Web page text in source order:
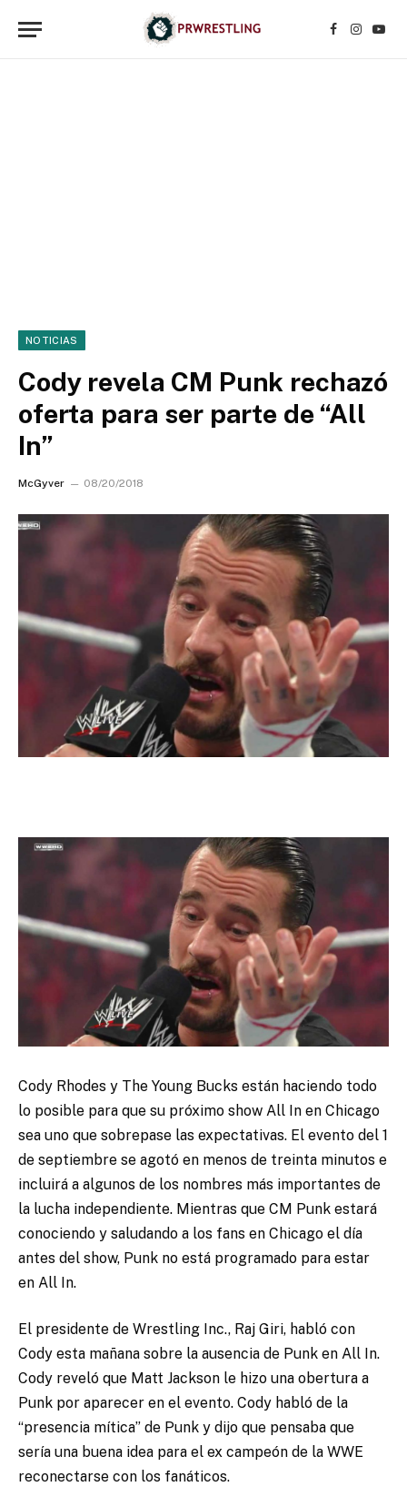
Facebook
NOTICIAS
Cody revela CM Punk rechazó
oferta para ser parte de “All
In”
McGyver 08/20/2018
Cody Rhodes y The Young Bucks están haciendo todo
lo posible para que su próximo show All In en Chicago
sea uno que sobrepase las expectativas. El evento del 1
de septiembre se agotó en menos de treinta minutos e
incluirá a algunos de los nombres más importantes de
la lucha independiente. Mientras que CM Punk estará
conociendo y saludando a los fans en Chicago el día
antes del show, Punk no está programado para estar
en All In.
El presidente de Wrestling Inc., Raj Giri, habló con
Cody esta mañana sobre la ausencia de Punk en All In.
Cody reveló que Matt Jackson le hizo una obertura a
Punk por aparecer en el evento. Cody habló de la
“presencia mítica” de Punk y dijo que pensaba que
sería una buena idea para el ex campeón de la WWE
reconectarse con los fanáticos.